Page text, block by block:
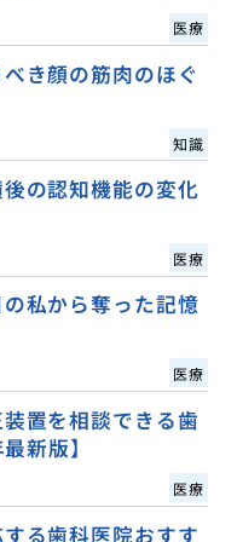
医療
き顔の筋肉のほぐ
知識
の認知機能の変化
医療
私から奪った記憶
医療
置を相談できる歯
新版】
医療
る歯科医院おすす